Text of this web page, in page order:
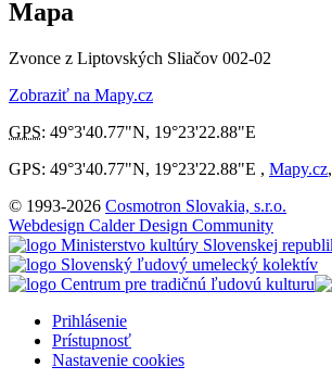
Mapa
Zvonce z Liptovských Sliačov 002-02
Zobraziť na Mapy.cz
GPS: 49°3'40.77"N, 19°23'22.88"E
GPS: 49°3'40.77"N, 19°23'22.88"E , Mapy.cz,
© 1993-2026 Cosmotron Slovakia, s.r.o.
Webdesign Calder Design Community
Prihlásenie
Prístupnosť
Nastavenie cookies